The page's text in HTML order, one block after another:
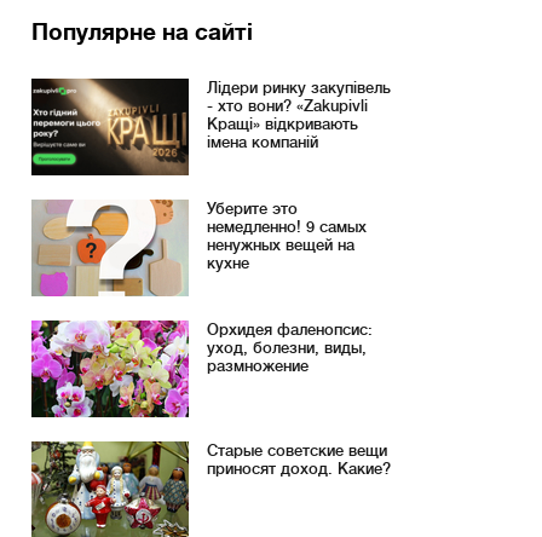
Популярне на сайті
Лідери ринку закупівель
- хто вони? «Zakupivli
Кращі» відкривають
імена компаній
Уберите это
немедленно! 9 самых
ненужных вещей на
кухне
Орхидея фаленопсис:
уход, болезни, виды,
размножение
Старые советские вещи
приносят доход. Какие?